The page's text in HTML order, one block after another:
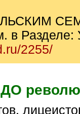
в
2255/